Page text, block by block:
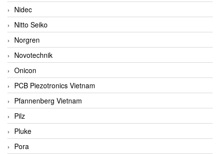
Nidec
Nitto Seiko
Norgren
Novotechnik
Onicon
PCB Piezotronics Vietnam
Pfannenberg Vietnam
Pilz
Pluke
Pora